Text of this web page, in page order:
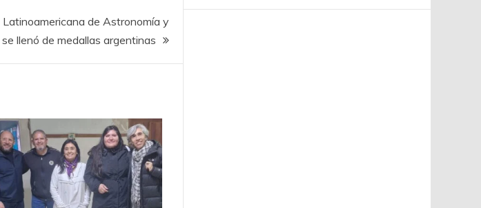
Latinoamericana de Astronomía y
llenó de medallas argentinas